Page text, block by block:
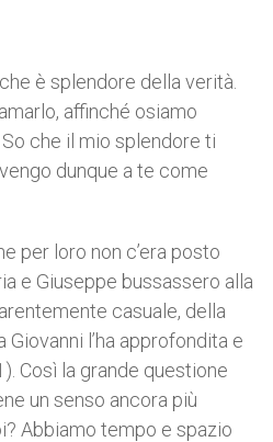
è splendore della verità.
affinché osiamo
che il mio splendore ti
dunque a te come
per loro non c’era posto
e Giuseppe bussassero alla
casuale, della
l’ha approfondita e
Così la grande questione
un senso ancora più
Abbiamo tempo e spazio